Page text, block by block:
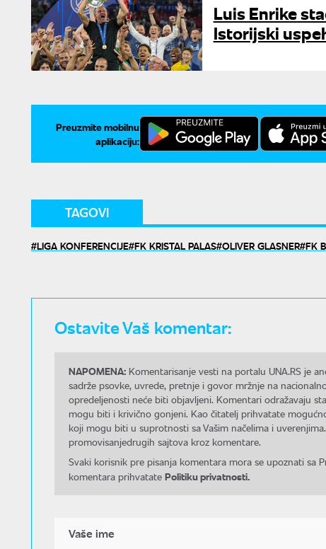
Luis Enrike
Istorijski
Preuzmite mobilnu
aplikaciju:
TAGOVI
LIGA KONFERENCIJE FK KRISTAL PALAS OLIVER GLASNER FK
Ostavite Vaš komentar:
NAPOMENA: Komentarisanje vesti na portalu UNA.RS je
sadrže psovke, uvrede, pretnje i govor mržnje na
opredeljenosti neće biti objavljeni. Komentari odražavaju
mogu biti i krivično gonjeni. Kao čitatelj prihvatate
koji mogu biti u suprotnosti sa Vašim načelima i
promovisanjedrugih sajtova kroz komentare.
Svaki korisnik pre pisanja komentara mora se upoznati sa
komentara prihvatate Politiku privatnosti.